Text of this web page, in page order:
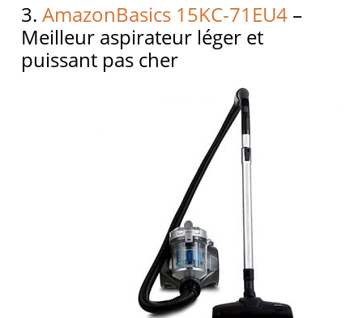
3.AmazonBasics 15KC-71EU4 –
Meilleur aspirateur léger et
puissant pas cher